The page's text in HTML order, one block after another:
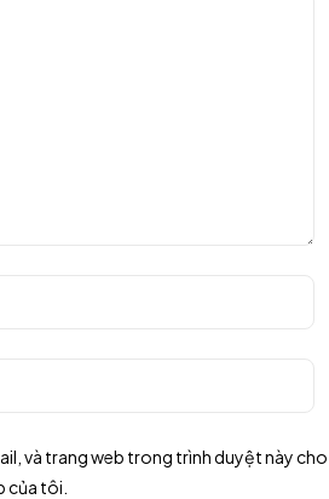
và trang web trong trình duyệt này cho
của tôi.